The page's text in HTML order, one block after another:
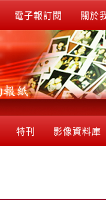
電子報訂閱 關於
特刊 影像資料庫